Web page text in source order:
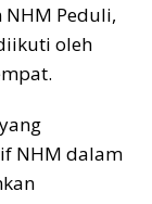
Peduli,
oleh
NHM dalam